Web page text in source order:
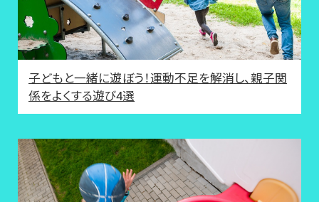
子どもと一緒に遊ぼう！運動不足を解消し、親子関
係をよくする遊び4選